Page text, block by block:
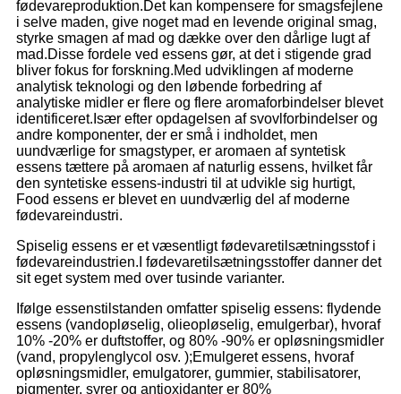
fødevareproduktion.Det kan kompensere for smagsfejlene
i selve maden, give noget mad en levende original smag,
styrke smagen af ​​mad og dække over den dårlige lugt af
mad.Disse fordele ved essens gør, at det i stigende grad
bliver fokus for forskning.Med udviklingen af ​​moderne
analytisk teknologi og den løbende forbedring af
analytiske midler er flere og flere aromaforbindelser blevet
identificeret.Især efter opdagelsen af ​​svovlforbindelser og
andre komponenter, der er små i indholdet, men
uundværlige for smagstyper, er aromaen af ​​syntetisk
essens tættere på aromaen af ​​naturlig essens, hvilket får
den syntetiske essens-industri til at udvikle sig hurtigt,
Food essens er blevet en uundværlig del af moderne
fødevareindustri.
Spiselig essens er et væsentligt fødevaretilsætningsstof i
fødevareindustrien.I fødevaretilsætningsstoffer danner det
sit eget system med over tusinde varianter.
Ifølge essenstilstanden omfatter spiselig essens: flydende
essens (vandopløselig, olieopløselig, emulgerbar), hvoraf
10% -20% er duftstoffer, og 80% -90% er opløsningsmidler
(vand, propylenglycol osv. );Emulgeret essens, hvoraf
opløsningsmidler, emulgatorer, gummier, stabilisatorer,
pigmenter, syrer og antioxidanter er 80%